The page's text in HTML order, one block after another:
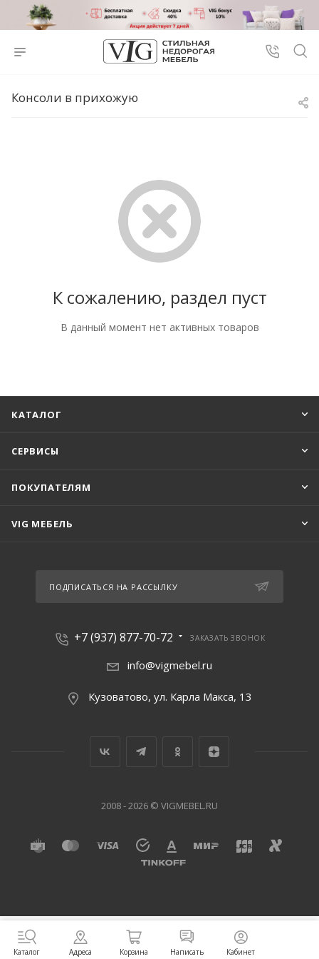
Консоли в прихожую
К сожалению, раздел пуст
В данный момент нет активных товаров
КАТАЛОГ
СЕРВИСЫ
ПОКУПАТЕЛЯМ
VIG МЕБЕЛЬ
ПОДПИСАТЬСЯ НА РАССЫЛКУ
+7 (937) 877-70-72 ЗАКАЗАТЬ ЗВОНОК
info@vigmebel.ru
Кузоватово, ул. Карла Макса, 13
2008 - 2026 © VIGMEBEL.RU
Каталог Адреса Корзина Написать Кабинет